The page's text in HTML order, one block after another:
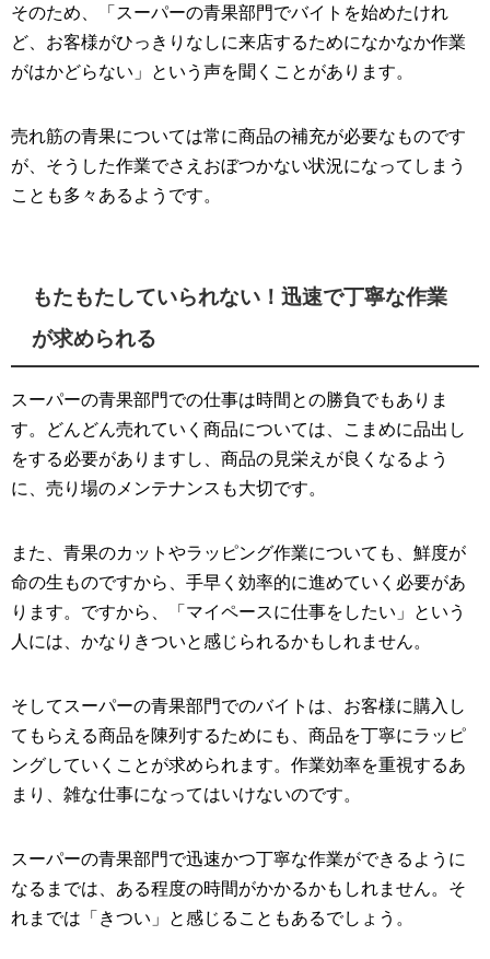
そのため、「スーパーの青果部門でバイトを始めたけれ
ど、お客様がひっきりなしに来店するためになかなか作業
がはかどらない」という声を聞くことがあります。
売れ筋の青果については常に商品の補充が必要なものです
が、そうした作業でさえおぼつかない状況になってしまう
ことも多々あるようです。
もたもたしていられない！迅速で丁寧な作業
が求められる
スーパーの青果部門での仕事は時間との勝負でもありま
す。どんどん売れていく商品については、こまめに品出し
をする必要がありますし、商品の見栄えが良くなるよう
に、売り場のメンテナンスも大切です。
また、青果のカットやラッピング作業についても、鮮度が
命の生ものですから、手早く効率的に進めていく必要があ
ります。ですから、「マイペースに仕事をしたい」という
人には、かなりきついと感じられるかもしれません。
そしてスーパーの青果部門でのバイトは、お客様に購入し
てもらえる商品を陳列するためにも、商品を丁寧にラッピ
ングしていくことが求められます。作業効率を重視するあ
まり、雑な仕事になってはいけないのです。
スーパーの青果部門で迅速かつ丁寧な作業ができるように
なるまでは、ある程度の時間がかかるかもしれません。そ
れまでは「きつい」と感じることもあるでしょう。